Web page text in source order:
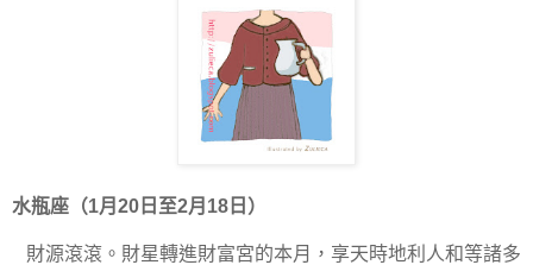
水瓶座（1月20日至2月18日）
財源滾滾。財星轉進財富宮的本月，享天時地利人和等諸多